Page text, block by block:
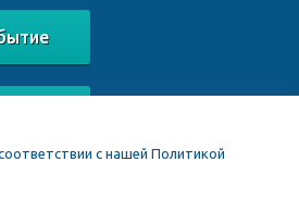
с нашей Политикой